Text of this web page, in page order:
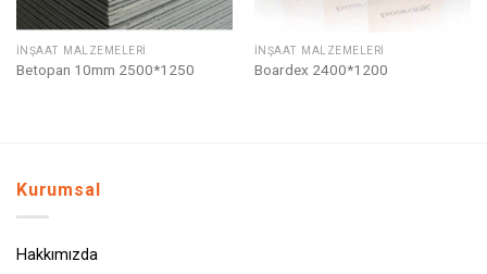
İNŞAAT MALZEMELERI
Betopan 10mm 2500*1250
İNŞAAT MALZEMELERI
Boardex 2400*1200
Kurumsal
Hakkımızda